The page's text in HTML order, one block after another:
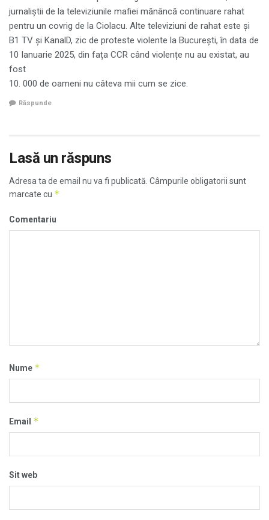
jurnaliștii de la televiziunile mafiei mănâncă continuare rahat
pentru un covrig de la Ciolacu. Alte televiziuni de rahat este și
B1 TV și KanalD, zic de proteste violente la București, în data de
10 Ianuarie 2025, din fața CCR când violențe nu au existat, au
fost
10. 000 de oameni nu câteva mii cum se zice.
Răspunde
Lasă un răspuns
Adresa ta de email nu va fi publicată. Câmpurile obligatorii sunt
marcate cu *
Comentariu
Nume *
Email *
Sit web